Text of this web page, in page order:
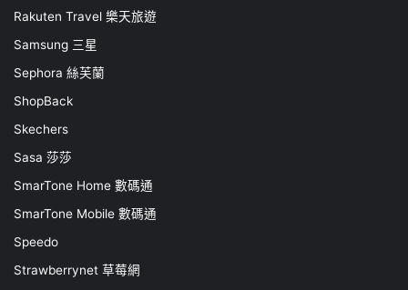
Rakuten Travel 樂天旅遊
Samsung 三星
Sephora 絲芙蘭
ShopBack
Skechers
Sasa 莎莎
SmarTone Home 數碼通
SmarTone Mobile 數碼通
Speedo
Strawberrynet 草莓網